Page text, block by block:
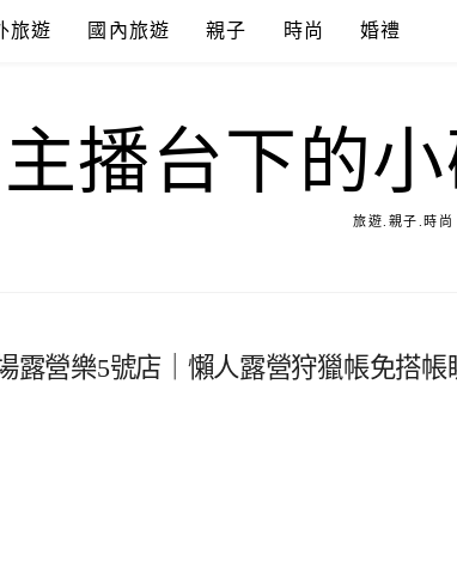
旅遊 國內旅遊 親子 時尚 婚禮
主播台下的
旅遊.親子.時尚
露營樂5號店｜懶人露營狩獵帳免搭